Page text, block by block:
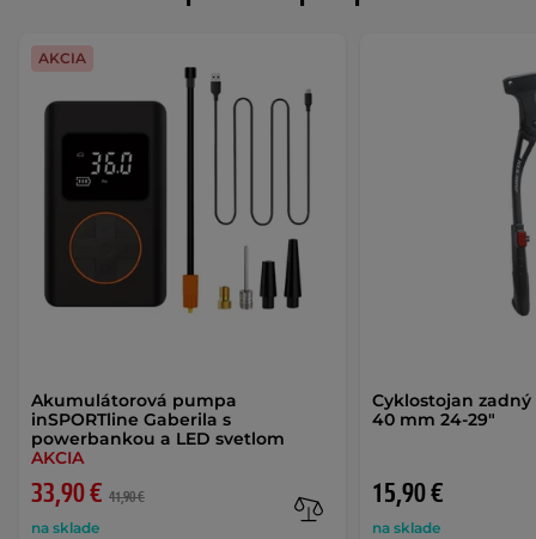
Akumulátorová pumpa
inSPORTline Gaberila s
powerbankou a LED svetlom
AKCIA
33,90 € 41,90 €
na sklade
AKCIA
Cyklostojan
40 mm 24-29"
15,90 €
na sklade